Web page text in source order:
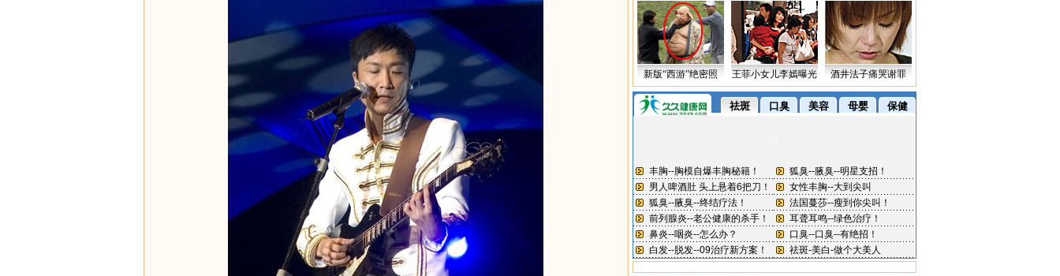
新版“西游”绝密照 王菲小女儿李嫣曝光 酒井法子痛哭谢罪